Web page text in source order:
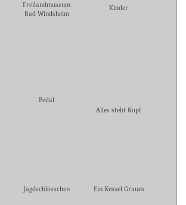
Freilandmuseum
Bad Windsheim
Kinder
Pedal
Alles steht Kopf
Jagdschlösschen Ein Kessel Graues